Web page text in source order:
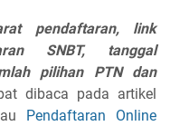
pendaftaran, link
SNBT, tanggal
pilihan PTN dan
dibaca pada artikel
Pendaftaran Online